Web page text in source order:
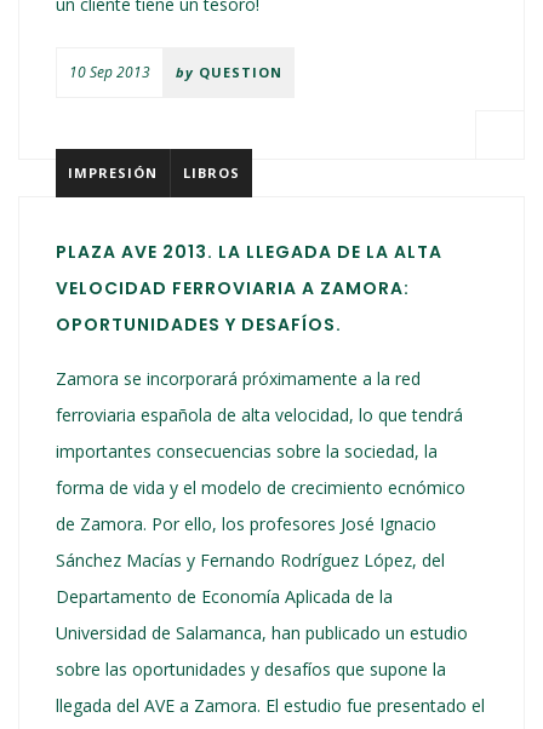
10 Sep 2013 by QUESTION
IMPRESIÓN LIBROS
PLAZA AVE 2013. LA LLEGADA DE LA ALTA
VELOCIDAD FERROVIARIA A ZAMORA:
OPORTUNIDADES Y DESAFÍOS.
Zamora se incorporará próximamente a la red
ferroviaria española de alta velocidad, lo que tendrá
importantes consecuencias sobre la sociedad, la
forma de vida y el modelo de crecimiento ecnómico
de Zamora. Por ello, los profesores José Ignacio
Sánchez Macías y Fernando Rodríguez López, del
Departamento de Economía Aplicada de la
Universidad de Salamanca, han publicado un estudio
sobre las oportunidades y desafíos que supone la
llegada del AVE a Zamora. El estudio fue presentado el